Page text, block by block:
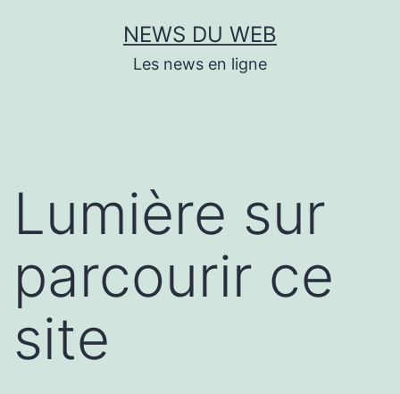
NEWS DU WEB
Les news en ligne
Lumière sur
parcourir ce
site